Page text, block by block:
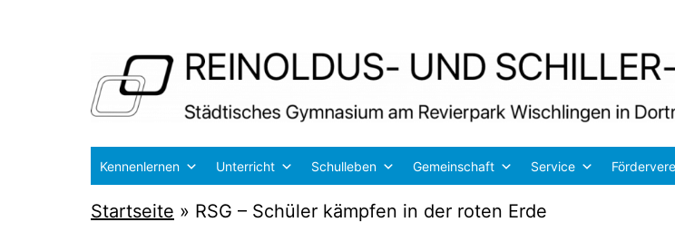
Reinoldus-
und
Schiller-
Kennenlernen Unterricht Schulleben Gemeinschaft Service
Startseite » RSG – Schüler kämpfen in der roten Erde